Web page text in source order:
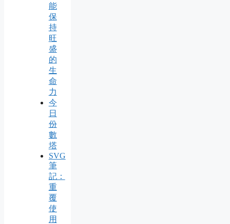
能
保
持
旺
盛
的
生
命
力
今
日
份
數
塔
SVG
筆
記：
重
覆
使
用